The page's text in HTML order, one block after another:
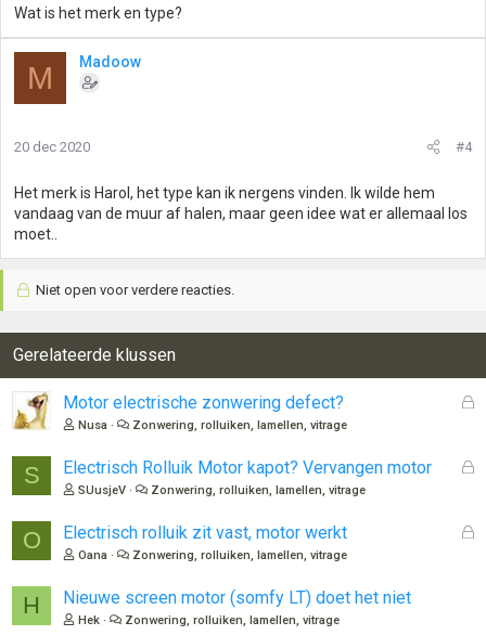
Wat is het merk en type?
M Madoow
20 dec 2020 #4
Het merk is Harol, het type kan ik nergens vinden. Ik wilde hem
vandaag van de muur af halen, maar geen idee wat er allemaal los
moet..
Niet open voor verdere reacties.
Gerelateerde klussen
G
n
Motor electrische zonwering defect?
Nusa Zonwering, rolluiken, lamellen, vitrage
S
G
Electrisch Rolluik Motor kapot? Vervangen motor
SUusjeV Zonwering, rolluiken, lamellen, vitrage
O
G
Electrisch rolluik zit vast, motor werkt
Oana Zonwering, rolluiken, lamellen, vitrage
H Nieuwe screen motor (somfy LT) doet het niet
Hek Zonwering, rolluiken, lamellen, vitrage